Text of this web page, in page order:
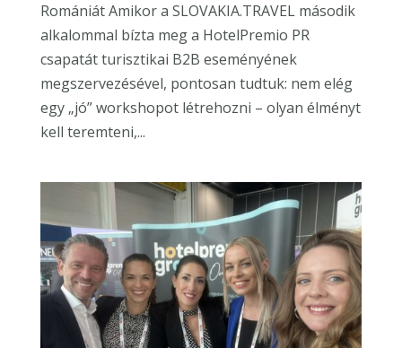
Romániát Amikor a SLOVAKIA.TRAVEL második
alkalommal bízta meg a HotelPremio PR
csapatát turisztikai B2B eseményének
megszervezésével, pontosan tudtuk: nem elég
egy „jó” workshopot létrehozni – olyan élményt
kell teremteni,...